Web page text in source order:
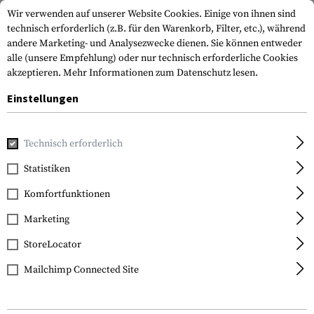
Home Waffenzubehör
HIVIZ
LiteWave Rear Sight for
Glock 17/19
Wir verwenden auf unserer Website Cookies. Einige von ihnen sind
technisch erforderlich (z.B. für den Warenkorb, Filter, etc.), während
andere Marketing- und Analysezwecke dienen. Sie können entweder
alle (unsere Empfehlung) oder nur technisch erforderliche Cookies
akzeptieren. Mehr Informationen zum Datenschutz lesen.
Einstellungen
Technisch erforderlich
Statistiken
Komfortfunktionen
Marketing
StoreLocator
Mailchimp Connected Site